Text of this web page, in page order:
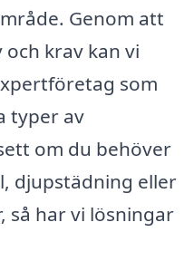
Genom att
krav kan vi
som
typer av
om du behöver
djupstädning eller
så har vi lösningar